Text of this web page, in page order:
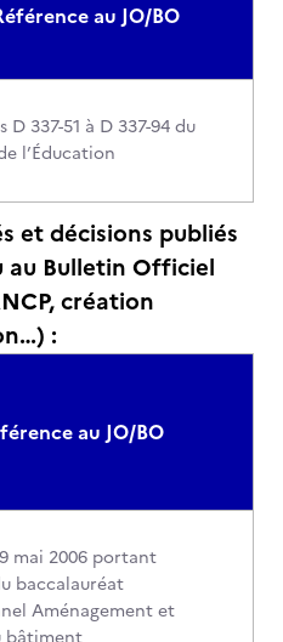
au JO/BO
D 337-51 à D 337-94 du
l’Éducation
et décisions publiés
au Bulletin Officiel
création
:
au JO/BO
mai 2006 portant
baccalauréat
Aménagement et